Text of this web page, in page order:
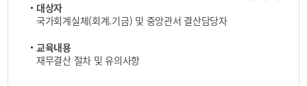
대상자
국가회계실체(회계.기금) 및 중앙관서 결산담당자
교육내용
재무결산 절차 및 유의사항